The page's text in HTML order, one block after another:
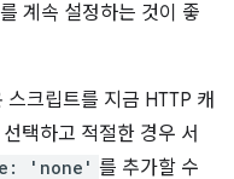
계속 설정하는 것이 좋
크립트를 지금 HTTP 캐
택하고 적절한 경우 서
'none' 를 추가할 수